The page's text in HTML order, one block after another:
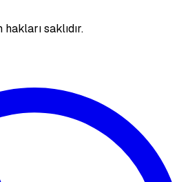
saklıdır.